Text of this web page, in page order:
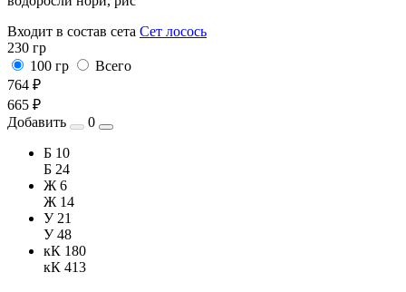
Входит в состав сета Сет лосось
230 гр
100 гр
Всего
764 ₽
665 ₽
Добавить
0
Б 10
Б 24
Ж 6
Ж 14
У 21
У 48
кК 180
кК 413